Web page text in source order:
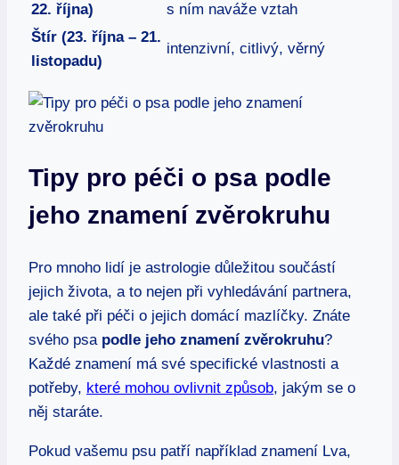
22. října)
s ním naváže vztah
Štír (23. října – 21.
listopadu)
intenzivní, citlivý, věrný
Tipy pro péči o psa podle
jeho znamení zvěrokruhu
Pro mnoho lidí je astrologie důležitou součástí
jejich života, a to nejen při vyhledávání partnera,
ale také při péči o jejich domácí mazlíčky. Znáte
svého psa podle jeho znamení zvěrokruhu?
Každé znamení má své specifické vlastnosti a
potřeby, které mohou ovlivnit způsob, jakým se o
něj staráte.
Pokud vašemu psu patří například znamení Lva,